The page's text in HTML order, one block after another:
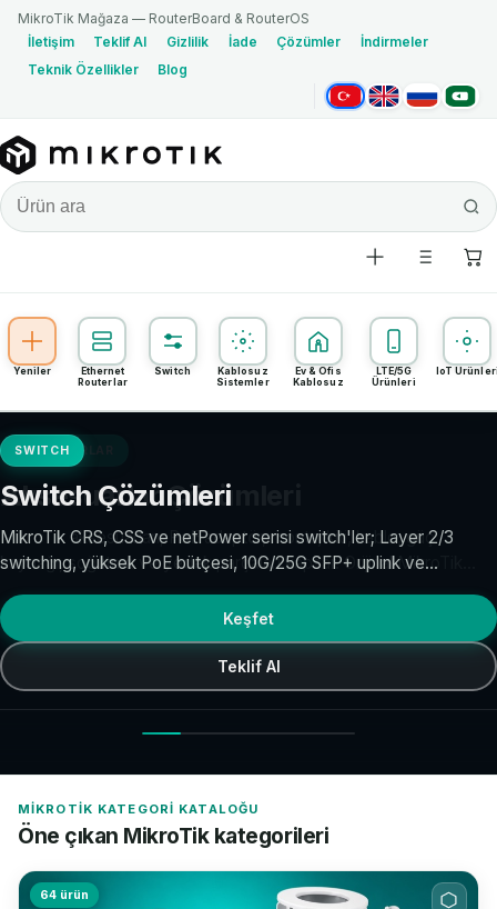
MikroTik Mağaza — RouterBoard & RouterOS
İletişim
Teklif Al Gizlilik İade Çözümler
İndirmeler
Teknik Özellikler
Blog
TürkçeEnglishРусскийالعربية
Yeniler
Ethernet
Routerlar
Switch
Kablosuz
Sistemler
Ev & Ofis
Kablosuz
LTE/5G
Ürünleri
IoT
SWITCH
Switch Çözümleri
MikroTik CRS, CSS ve netPower serisi switch'ler; Layer 2/3
switching, yüksek PoE bütçesi, 10G/25G SFP+ uplink ve
güçlendirir. CRS3xx ve CSS610 modelleri omurga ve erişim
katmanında yaygın tercih edilir.
Keşfet
Teklif Al
MIKROTIK KATEGORI KATALOĞU
Öne çıkan MikroTik kategorileri
64 ürün